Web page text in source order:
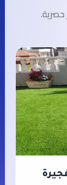
حصرية.